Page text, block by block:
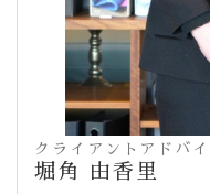
クライアントアドバ
堀角 由香里